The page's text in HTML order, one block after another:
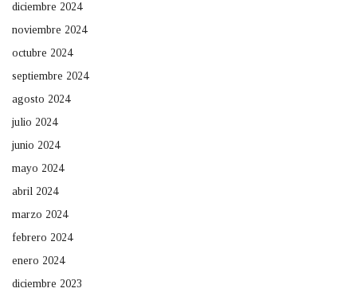
diciembre 2024
noviembre 2024
octubre 2024
septiembre 2024
agosto 2024
julio 2024
junio 2024
mayo 2024
abril 2024
marzo 2024
febrero 2024
enero 2024
diciembre 2023